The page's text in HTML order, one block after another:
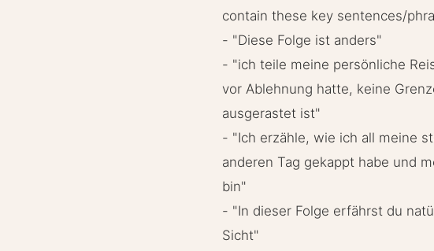
contain these key sentences/
- "Diese Folge ist anders"
- "ich teile meine persönliche
vor Ablehnung hatte, keine
ausgerastet ist"
- "Ich erzähle, wie ich all meine
anderen Tag gekappt habe und
bin"
- "In dieser Folge erfährst du
Sicht"